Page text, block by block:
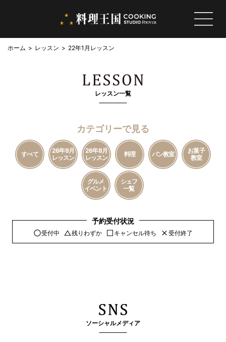
ホーム レッスン 22年1月レッスン
レッスン一覧
カテゴリーで見る
すべて
26年9月
レッスン
26年8月
レッスン
料理 パン教室
お菓子
教室
グルメ
イベント
シェフ
一覧
予約受付状況
受付中 残りわずか キャンセル待ち 受付終了
ソーシャルメディア